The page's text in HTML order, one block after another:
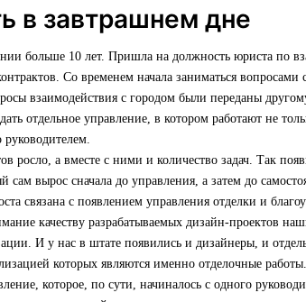
в завтрашнем дне
больше 10 лет. Пришла на должность юриста по
Со временем начала заниматься вопросами
взаимодействия с городом были переданы
отдельное управление, в котором работают не
росло, а вместе с ними и количество задач. Так
сам вырос сначала до управления, а затем до
связана с появлением управления отделки и
качеству разрабатываемых дизайн-проектов
И у нас в штате появились и дизайнеры, и
которых являются именно отделочные работы.
которое, по сути, начиналось с одного